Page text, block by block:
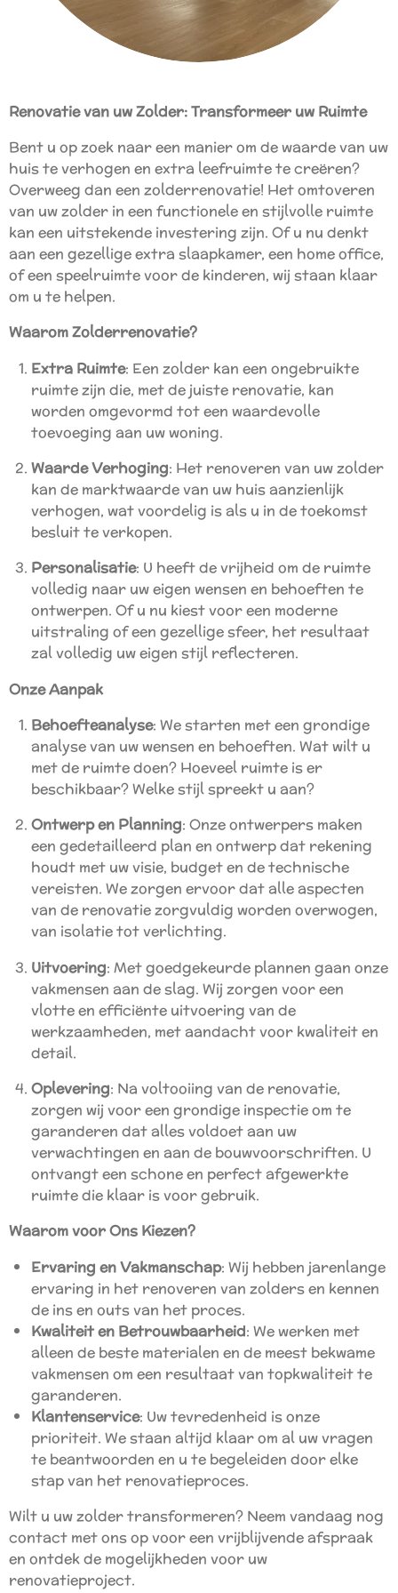
Renovatie van uw Zolder: Transformeer uw Ruimte
Bent u op zoek naar een manier om de waarde van uw
huis te verhogen en extra leefruimte te creëren?
Overweeg dan een zolderrenovatie! Het omtoveren
van uw zolder in een functionele en stijlvolle ruimte
kan een uitstekende investering zijn. Of u nu denkt
aan een gezellige extra slaapkamer, een home office,
of een speelruimte voor de kinderen, wij staan klaar
om u te helpen.
Waarom Zolderrenovatie?
Extra Ruimte: Een zolder kan een ongebruikte
ruimte zijn die, met de juiste renovatie, kan
worden omgevormd tot een waardevolle
toevoeging aan uw woning.
Waarde Verhoging: Het renoveren van uw zolder
kan de marktwaarde van uw huis aanzienlijk
verhogen, wat voordelig is als u in de toekomst
besluit te verkopen.
Personalisatie: U heeft de vrijheid om de ruimte
volledig naar uw eigen wensen en behoeften te
ontwerpen. Of u nu kiest voor een moderne
uitstraling of een gezellige sfeer, het resultaat
zal volledig uw eigen stijl reflecteren.
Onze Aanpak
Behoefteanalyse: We starten met een grondige
analyse van uw wensen en behoeften. Wat wilt u
met de ruimte doen? Hoeveel ruimte is er
beschikbaar? Welke stijl spreekt u aan?
Ontwerp en Planning: Onze ontwerpers maken
een gedetailleerd plan en ontwerp dat rekening
houdt met uw visie, budget en de technische
vereisten. We zorgen ervoor dat alle aspecten
van de renovatie zorgvuldig worden overwogen,
van isolatie tot verlichting.
Uitvoering: Met goedgekeurde plannen gaan onze
vakmensen aan de slag. Wij zorgen voor een
vlotte en efficiënte uitvoering van de
werkzaamheden, met aandacht voor kwaliteit en
detail.
Oplevering: Na voltooiing van de renovatie,
zorgen wij voor een grondige inspectie om te
garanderen dat alles voldoet aan uw
verwachtingen en aan de bouwvoorschriften. U
ontvangt een schone en perfect afgewerkte
ruimte die klaar is voor gebruik.
Waarom voor Ons Kiezen?
Ervaring en Vakmanschap: Wij hebben jarenlange
ervaring in het renoveren van zolders en kennen
de ins en outs van het proces.
Kwaliteit en Betrouwbaarheid: We werken met
alleen de beste materialen en de meest bekwame
vakmensen om een resultaat van topkwaliteit te
garanderen.
Klantenservice: Uw tevredenheid is onze
prioriteit. We staan altijd klaar om al uw vragen
te beantwoorden en u te begeleiden door elke
stap van het renovatieproces.
Wilt u uw zolder transformeren? Neem vandaag nog
contact met ons op voor een vrijblijvende afspraak
en ontdek de mogelijkheden voor uw
renovatieproject.